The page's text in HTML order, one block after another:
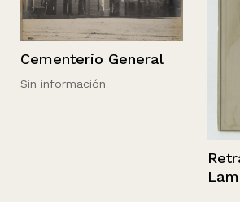
Cementerio General
Sin información
Lamas